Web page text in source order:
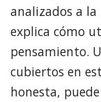
analizados a
explica cómo
pensamiento.
cubiertos en
honesta,